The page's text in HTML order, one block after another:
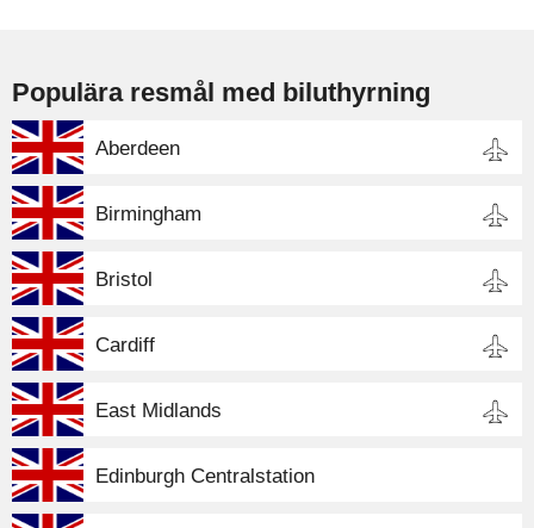
Populära resmål med biluthyrning
Aberdeen
Birmingham
Bristol
Cardiff
East Midlands
Edinburgh Centralstation